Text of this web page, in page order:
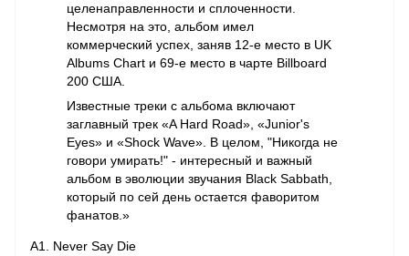
целенаправленности и сплоченности.
Несмотря на это, альбом имел
коммерческий успех, заняв 12-е место в UK
Albums Chart и 69-е место в чарте Billboard
200 США.
Известные треки с альбома включают
заглавный трек «A Hard Road», «Junior's
Eyes» и «Shock Wave». В целом, "Никогда не
говори умирать!" - интересный и важный
альбом в эволюции звучания Black Sabbath,
который по сей день остается фаворитом
фанатов.»
A1. Never Say Die